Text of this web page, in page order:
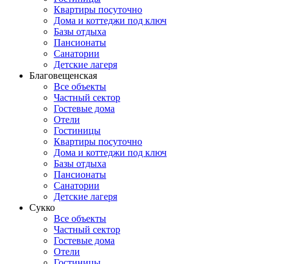
Квартиры посуточно
Дома и коттеджи под ключ
Базы отдыха
Пансионаты
Санатории
Детские лагеря
Благовещенская
Все объекты
Частный сектор
Гостевые дома
Отели
Гостиницы
Квартиры посуточно
Дома и коттеджи под ключ
Базы отдыха
Пансионаты
Санатории
Детские лагеря
Сукко
Все объекты
Частный сектор
Гостевые дома
Отели